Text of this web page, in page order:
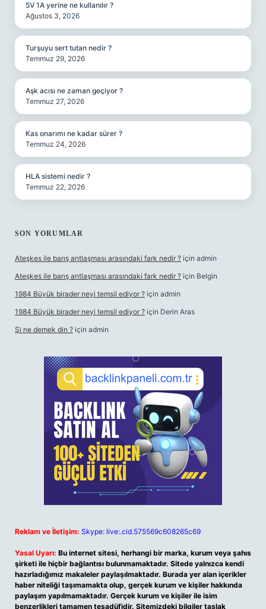
5V 1A yerine ne kullanılır ?
Ağustos 3, 2026
Turşuyu sert tutan nedir ?
Temmuz 29, 2026
Aşk acısı ne zaman geçiyor ?
Temmuz 27, 2026
Kas onarımı ne kadar sürer ?
Temmuz 24, 2026
HLA sistemi nedir ?
Temmuz 22, 2026
SON YORUMLAR
Ateşkes ile barış antlaşması arasındaki fark nedir ? için admin
Ateşkes ile barış antlaşması arasındaki fark nedir ? için Belgin
1984 Büyük birader neyi temsil ediyor ? için admin
1984 Büyük birader neyi temsil ediyor ? için Derin Aras
Şi ne demek din ? için admin
Reklam ve İletişim: Skype: live:.cid.575569c608265c69
Yasal Uyarı: Bu internet sitesi, herhangi bir marka, kurum veya şahıs
şirketi ile hiçbir bağlantısı bulunmamaktadır. Sitede yalnızca kendi
hazırladığımız makaleler paylaşılmaktadır. Burada yer alan içerikler
haber niteliği taşımamakta olup, gerçek kurum ve kişiler hakkında
paylaşım yapılmamaktadır. Gerçek kurum ve kişiler ile isim
benzerlikleri tamamen tesadüfidir. Sitemizdeki bilgiler taslak